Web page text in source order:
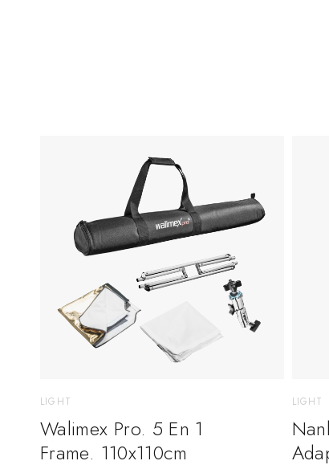
LIGHT
Walimex Pro. 5 En 1
Frame. 110x110cm
LIGHT